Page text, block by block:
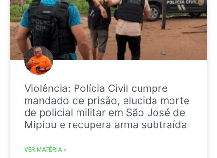
Violência: Polícia Civil cumpre
mandado de prisão, elucida morte
de policial militar em São José de
Mipibu e recupera arma subtraída
VER MATÉRIA »